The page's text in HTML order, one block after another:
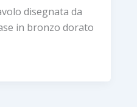
disegnata da
in bronzo dorato